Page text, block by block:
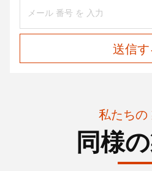
送信す
私たちの
同様